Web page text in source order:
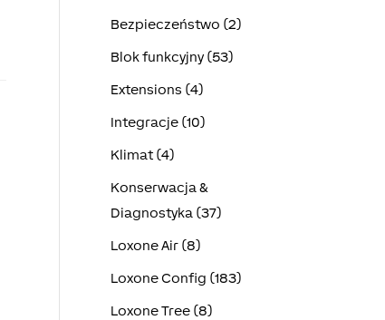
Bezpieczeństwo (2)
Blok funkcyjny (53)
Extensions (4)
Integracje (10)
Klimat (4)
Konserwacja &
Diagnostyka (37)
Loxone Air (8)
Loxone Config (183)
Loxone Tree (8)